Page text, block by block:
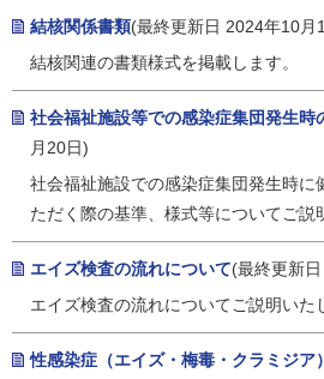
結核関係書類(最終更新日 2024年10月
結核関連の書類様式を掲載します。
社会福祉施設等での感染症集団発生時
月20日)
社会福祉施設での感染症集団発生時に
ただく際の基準、様式等についてご説
エイズ検査の流れについて(最終更新
エイズ検査の流れについてご説明いた
性感染症（エイズ・梅毒・クラミジア